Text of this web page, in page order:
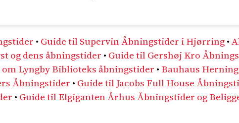
• Guide til Supervin Åbningstider i Hjørring•
og dens åbningstider • Guide til Gershøj Kro
Lyngby Biblioteks åbningstider • Bauhaus
Åbningstider • Guide til Jacobs Full House
• Guide til Elgiganten Århus Åbningstider og